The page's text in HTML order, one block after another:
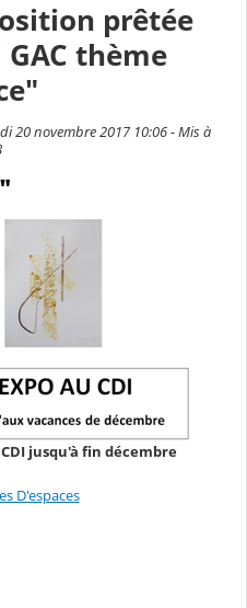
prêtée
GAC thème
20 novembre 2017 10:06 - Mis à
jusqu'à fin décembre
D'espaces